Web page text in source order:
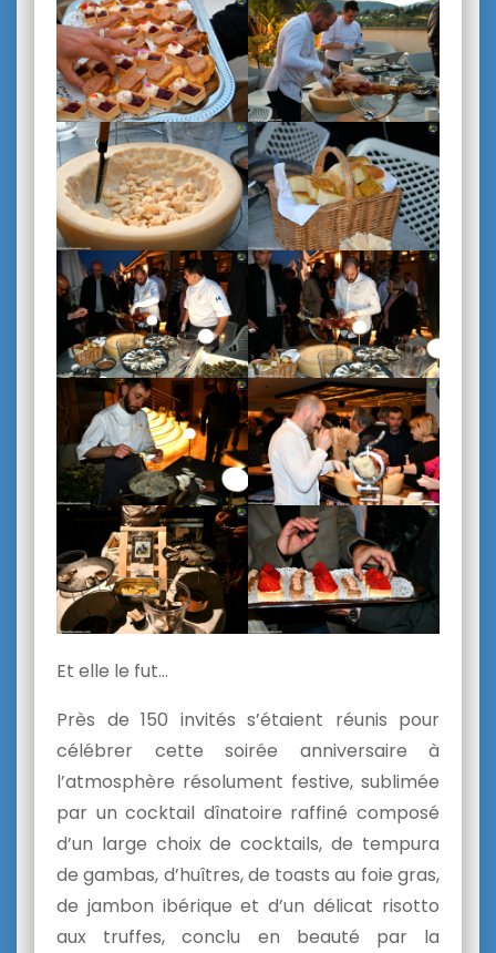
Et elle le fut…
Près de 150 invités s’étaient réunis pour
célébrer cette soirée anniversaire à
l’atmosphère résolument festive, sublimée
par un cocktail dînatoire raffiné composé
d’un large choix de cocktails, de tempura
de gambas, d’huîtres, de toasts au foie gras,
de jambon ibérique et d’un délicat risotto
aux truffes, conclu en beauté par la